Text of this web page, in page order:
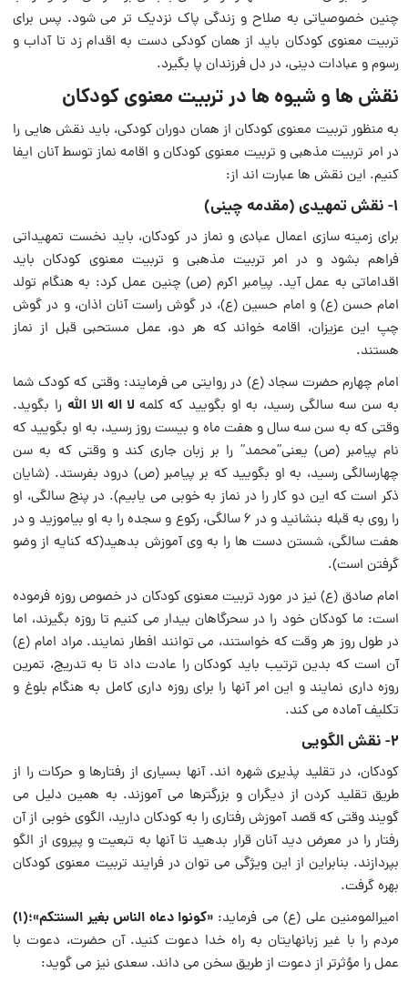
چنین خصوصیاتی به صلاح و زندگی پاک نزدیک تر می شود. پس برای
تربیت معنوی کودکان باید از همان کودکی دست به اقدام زد تا آداب و
رسوم و عبادات دینی، در دل فرزندان پا بگیرد.
نقش ها و شیوه ها در تربیت معنوی کودکان
به منظور تربیت معنوی کودکان از همان دوران کودکی، باید نقش هایی را
در امر تربیت مذهبی و تربیت معنوی کودکان و اقامه نماز توسط آنان ایفا
کنیم. این نقش ها عبارت اند از:
1- نقش تمهیدی (مقدمه چینی)
برای زمینه سازی اعمال عبادی و نماز در کودکان، باید نخست تمهیداتی
فراهم بشود و در امر تربیت مذهبی و تربیت معنوی کودکان باید
اقداماتی به عمل آید. پیامبر اکرم (ص) چنین عمل کرد: به هنگام تولد
امام حسن (ع) و امام حسین (ع)، در گوش راست آنان اذان، و در گوش
چپ این عزیزان، اقامه خواند که هر دو، عمل مستحبی قبل از نماز
هستند.
امام چهارم حضرت سجاد (ع) در روایتی می فرمایند: وقتی که کودک شما
به سن سه سالگی رسید، به او بگویید که کلمه لا اله الا اللهرا بگوید.
وقتی که به سن سه سال و هفت ماه و بیست روز رسید، به او بگویید که
نام پیامبر (ص) یعنی”محمد” را بر زبان جاری کند و وقتی که به سن
چهارسالگی رسید، به او بگویید که بر پیامبر (ص) درود بفرستد. (شایان
ذکر است که این دو کار را در نماز به خوبی می یابیم). در پنج سالگی، او
را روی به قبله بنشانید و در ۶ سالگی، رکوع و سجده را به او بیاموزید و در
هفت سالگی، شستن دست ها را به وی آموزش بدهید(که کنایه از وضو
گرفتن است).
امام صادق (ع) نیز در مورد تربیت معنوی کودکان در خصوص روزه فرموده
است: ما کودکان خود را در سحرگاهان بیدار می کنیم تا روزه بگیرند، اما
در طول روز هر وقت که خواستند، می توانند افطار نمایند. مراد امام (ع)
آن است که بدین ترتیب باید کودکان را عادت داد تا به تدریج، تمرین
روزه داری نمایند و این امر آنها را برای روزه داری کامل به هنگام بلوغ و
تکلیف آماده می کند.
2- نقش الگویی
کودکان، در تقلید پذیری شهره اند. آنها بسیاری از رفتارها و حرکات را از
طریق تقلید کردن از دیگران و بزرگترها می آموزند. به همین دلیل می
گویند وقتی که قصد آموزش رفتاری را به کودکان دارید، الگوی خوبی از آن
رفتار را در معرض دید آنان قرار بدهید تا آنها به تبعیت و پیروی از الگو
بپردازند. بنابراین از این ویژگی می توان در فرایند تربیت معنوی کودکان
بهره گرفت.
امیرالمومنین علی (ع) می فرماید:«کونوا دعاه الناس بغیر السنتکم»؛(1)
مردم را با غیر زبانهایتان به راه خدا دعوت کنید. آن حضرت، دعوت با
عمل را مؤثرتر از دعوت از طریق سخن می داند. سعدی نیز می گوید: